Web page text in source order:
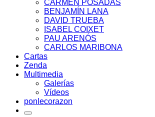
CARMEN POSADAS
BENJAMÍN LANA
DAVID TRUEBA
ISABEL COIXET
PAU ARENÓS
CARLOS MARIBONA
Cartas
Zenda
Multimedia
Galerías
Vídeos
ponlecorazon